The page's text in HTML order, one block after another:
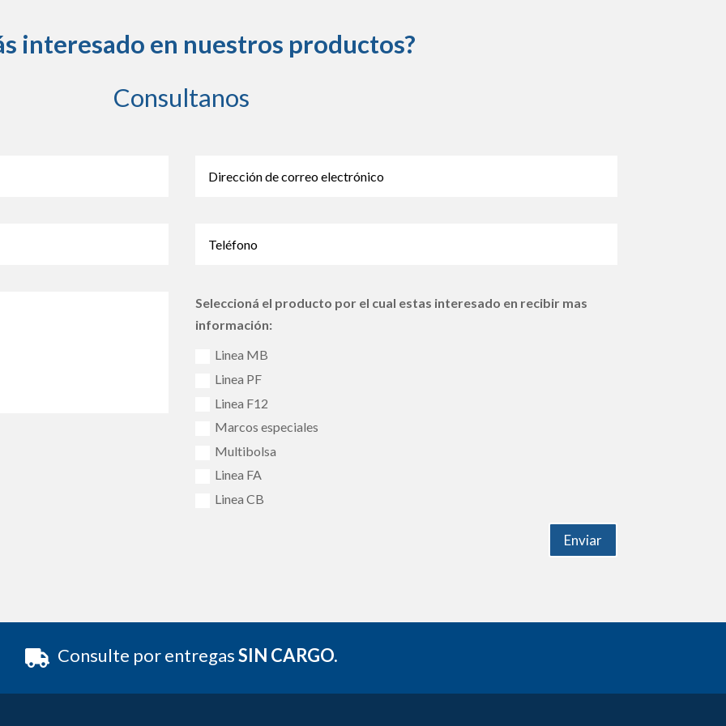
interesado en nuestros productos?
Consultanos
Seleccioná el producto por el cual estas interesado en recibir mas
información:
Linea MB
Linea PF
Linea F12
Marcos especiales
Multibolsa
Linea FA
Linea CB
Enviar
Consulte por entregasSIN CARGO.